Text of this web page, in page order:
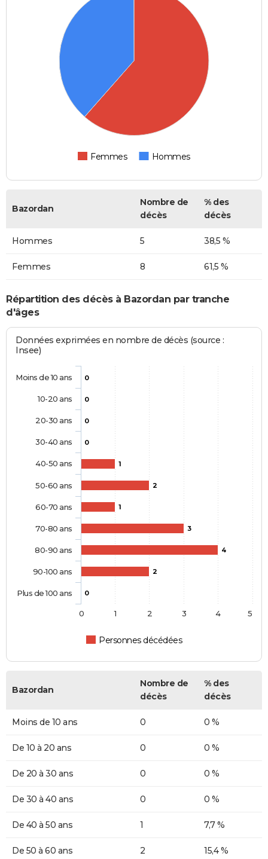
Femmes Hommes
Bazordan
Nombre de
décès
% des
décès
Hommes 5 38,5 %
Femmes 8 61,5 %
Répartition des décès à Bazordan par tranche
d'âges
Données exprimées en nombre de décès (source :
Insee)
0
0
0
0
1
2
1
3
4
2
0
Personnes décédées
Moins de 10 ans
10-20 ans
20-30 ans
30-40 ans
40-50 ans
50-60 ans
60-70 ans
70-80 ans
80-90 ans
90-100 ans
Plus de 100 ans
0 1 2 3 4 5
Bazordan
Nombre de
décès
% des
décès
Moins de 10 ans 0 0 %
De 10 à 20 ans 0 0 %
De 20 à 30 ans 0 0 %
De 30 à 40 ans 0 0 %
De 40 à 50 ans 1 7,7 %
De 50 à 60 ans 2 15,4 %